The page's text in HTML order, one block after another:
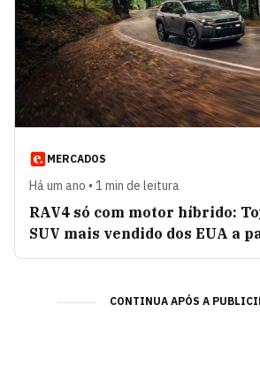
MERCADOS
Há um ano • 1 min de leitura
RAV4 só com motor híbrido:
SUV mais vendido dos EUA a
CONTINUA APÓS A